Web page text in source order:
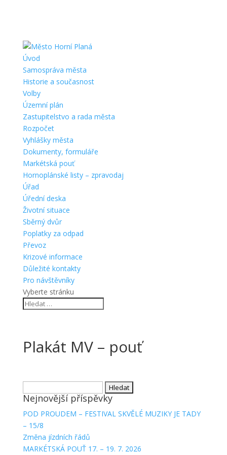
Úvod
Samospráva města
Historie a současnost
Volby
Územní plán
Zastupitelstvo a rada města
Rozpočet
Vyhlášky města
Dokumenty, formuláře
Markétská pouť
Hornoplánské listy – zpravodaj
Úřad
Úřední deska
Životní situace
Sběrný dvůr
Poplatky za odpad
Převoz
Krizové informace
Důležité kontakty
Pro návštěvníky
Vyberte stránku
Plakát MV – pouť
Nejnovější příspěvky
POD PROUDEM – FESTIVAL SKVĚLÉ MUZIKY JE TADY
– 15/8
Změna jízdních řádů
MARKÉTSKÁ POUŤ 17. – 19. 7. 2026